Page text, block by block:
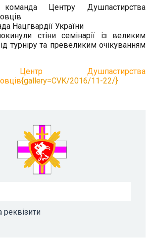
Центру Душпастирства
Нацгвардії України
стіни семінарії із великим
турніру та превеликим очікуванням
Центр Душпастирства
{gallery=CVK/2016/11-22/}
реквізити